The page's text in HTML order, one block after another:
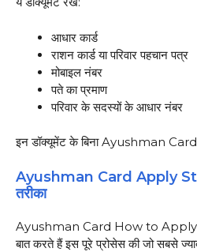
आधार कार्ड
राशन कार्ड या परिवार पहचान पत्र
मोबाइल नंबर
पते का प्रमाण
परिवार के सदस्यों के आधार नंबर
इन डॉक्यूमेंट के बिना Ayushman Card
Ayushman Card Apply
तरीका
Ayushman Card How to
बात करते हैं इस पूरे प्रोसेस की जो सबसे